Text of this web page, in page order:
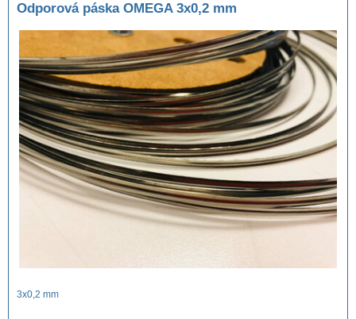
Odporová páska OMEGA 3x0,2 mm
3x0,2 mm